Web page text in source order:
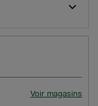
Voir magasins